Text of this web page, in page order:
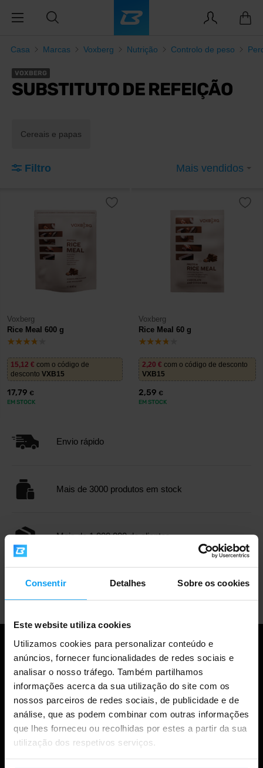
Consentir Detalhes Sobre os cookies
Este website utiliza cookies
Utilizamos cookies para personalizar conteúdo e
anúncios, fornecer funcionalidades de redes sociais e
analisar o nosso tráfego. Também partilhamos
informações acerca da sua utilização do site com os
nossos parceiros de redes sociais, de publicidade e de
análise, que as podem combinar com outras informações
que lhes forneceu ou recolhidas por estes a partir da sua
utilização dos respetivos serviços.
Casa Marcas Voxberg Nutrição Controlo de peso
VOXBERG
SUBSTITUTO DE REFEIÇÃO
Cereais e papas
Filtro Mais vendidos
Voxberg
Rice Meal 600 g
15,12 €
desconto VXB15
17,79 €
EM STOCK
Voxberg
Rice Meal 60 g
2,20 € com o código de desconto
VXB15
2,59 €
EM STOCK
Envio rápido
Mais de 3000 produtos em stock
Mais de 1.000.000 de clientes
Apoio ao cliente profissional
Compras